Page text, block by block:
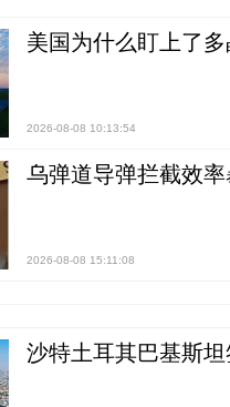
美国为什么盯上了
2026-08-08 10:13:54
乌弹道导弹拦截效
2026-08-08 15:11:08
沙特土耳其巴基斯